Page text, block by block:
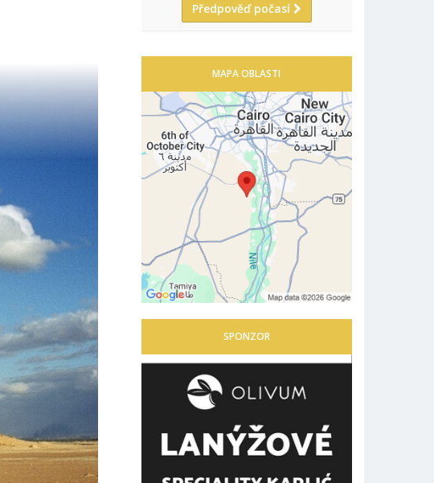
Předpověď počasí
MAPA OBLASTI
SPONZOR